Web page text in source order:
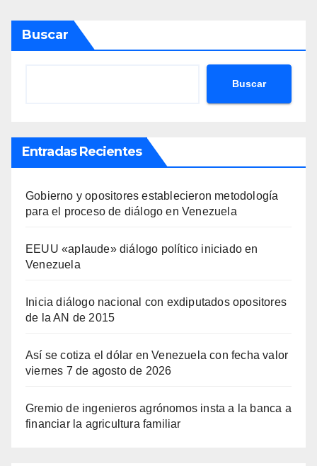
Buscar
Buscar
Entradas Recientes
Gobierno y opositores establecieron metodología
para el proceso de diálogo en Venezuela
EEUU «aplaude» diálogo político iniciado en
Venezuela
Inicia diálogo nacional con exdiputados opositores
de la AN de 2015
Así se cotiza el dólar en Venezuela con fecha valor
viernes 7 de agosto de 2026
Gremio de ingenieros agrónomos insta a la banca a
financiar la agricultura familiar